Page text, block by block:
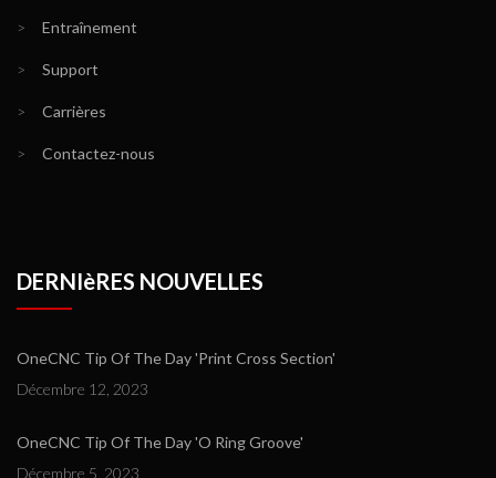
> Entraînement
> Support
> Carrières
> Contactez-nous
DERNIèRES NOUVELLES
OneCNC Tip Of The Day 'Print Cross Section'
Décembre 12, 2023
OneCNC Tip Of The Day 'O Ring Groove'
Décembre 5, 2023